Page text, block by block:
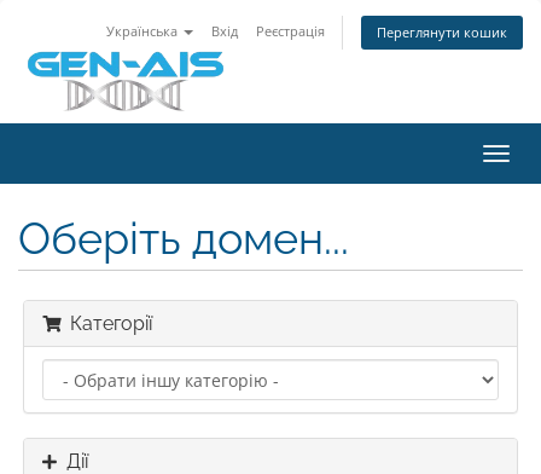
Українська Вхід Реєстрація Переглянути кошик
Оберіть домен...
Категорії
Дії